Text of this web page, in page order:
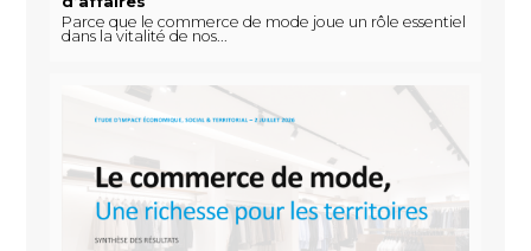
Parce que le commerce de mode joue un rôle essentiel
dans la vitalité de nos...